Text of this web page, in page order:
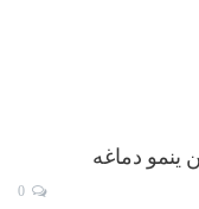
ينمو دماغه